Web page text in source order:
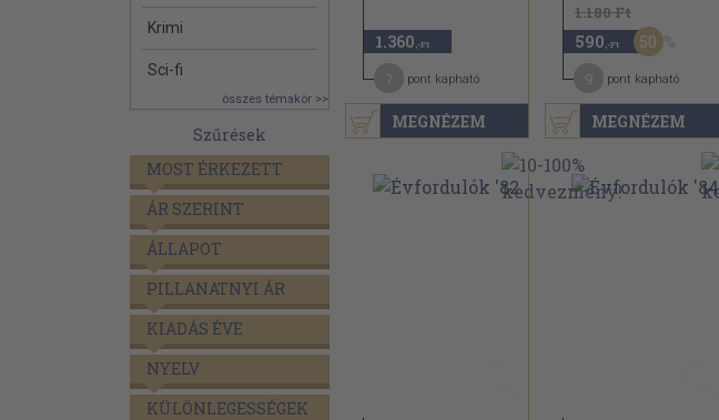
Krimi
Sci-fi
összes témakör >>
Szűrések
MOST ÉRKEZETT
ÁR SZERINT
ÁLLAPOT
PILLANATNYI ÁR
KIADÁS ÉVE
NYELV
KÜLÖNLEGESSÉGEK
MEGNÉZEM
1.360 ,-Ft
pont kapható
MEGNÉZEM
1.180 Ft
590 ,-Ft 50
pont kapható